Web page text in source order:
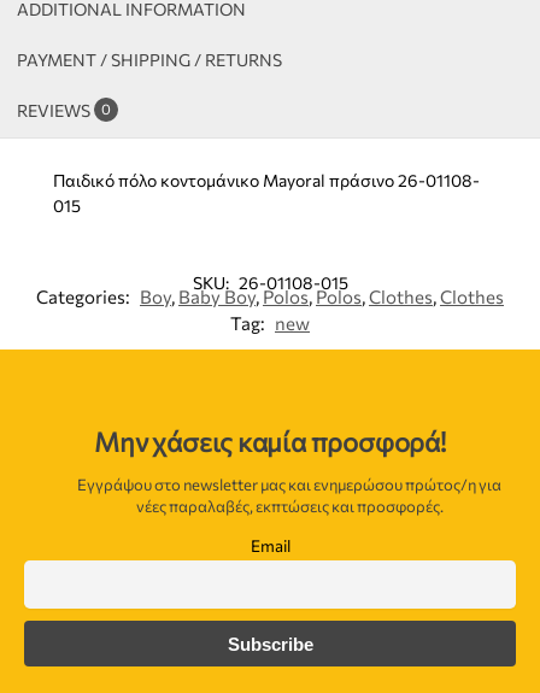
ADDITIONAL INFORMATION
PAYMENT / SHIPPING / RETURNS
REVIEWS 0
Παιδικό πόλο κοντομάνικο Mayoral πράσινο 26-01108-
015
SKU: 26-01108-015
Categories: Boy, Baby Boy, Polos, Polos,Clothes,Clothes
Tag: new
Μην χάσεις καμία προσφορά!
Εγγράψου στο newsletter μας και ενημερώσου πρώτος/η για
νέες παραλαβές, εκπτώσεις και προσφορές.
Email